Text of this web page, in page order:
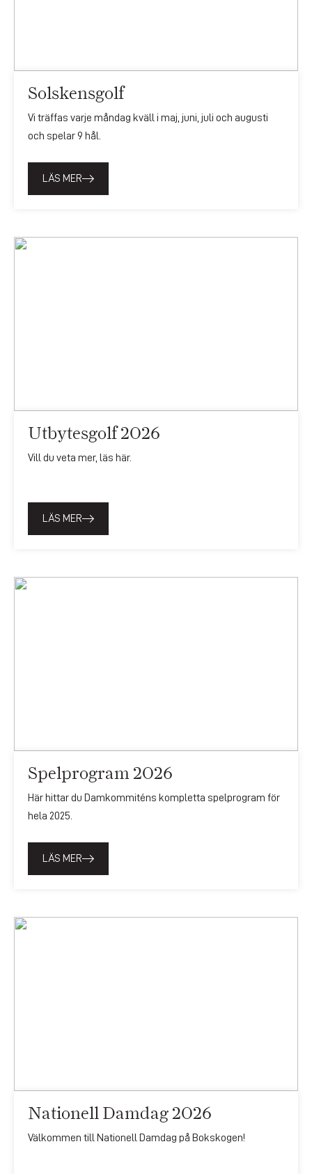
Solskensgolf
Vi träffas varje måndag kväll i maj, juni, juli och augusti
och spelar 9 hål.
LÄS MER
Utbytesgolf 2026
Vill du veta mer, läs här.
LÄS MER
Spelprogram 2026
Här hittar du Damkommiténs kompletta spelprogram för
hela 2025.
LÄS MER
Nationell Damdag 2026
Välkommen till Nationell Damdag på Bokskogen!